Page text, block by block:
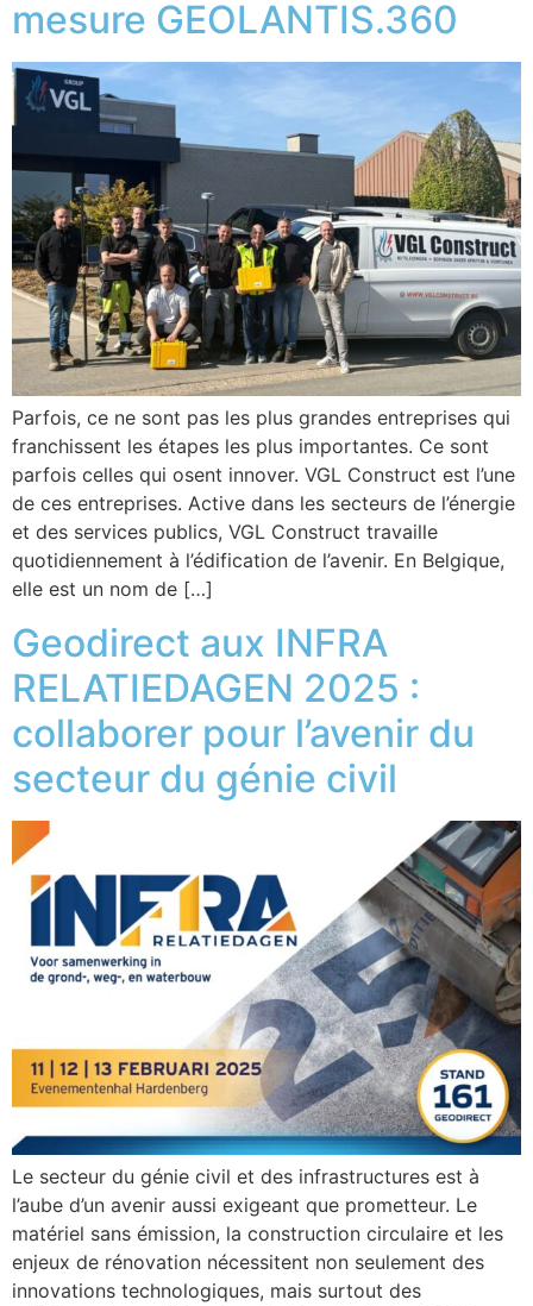
mesure GEOLANTIS.360
Parfois, ce ne sont pas les plus grandes entreprises qui
franchissent les étapes les plus importantes. Ce sont
parfois celles qui osent innover. VGL Construct est l’une
de ces entreprises. Active dans les secteurs de l’énergie
et des services publics, VGL Construct travaille
quotidiennement à l’édification de l’avenir. En Belgique,
elle est un nom de […]
Geodirect aux INFRA
RELATIEDAGEN 2025 :
collaborer pour l’avenir du
secteur du génie civil
Le secteur du génie civil et des infrastructures est à
l’aube d’un avenir aussi exigeant que prometteur. Le
matériel sans émission, la construction circulaire et les
enjeux de rénovation nécessitent non seulement des
innovations technologiques, mais surtout des